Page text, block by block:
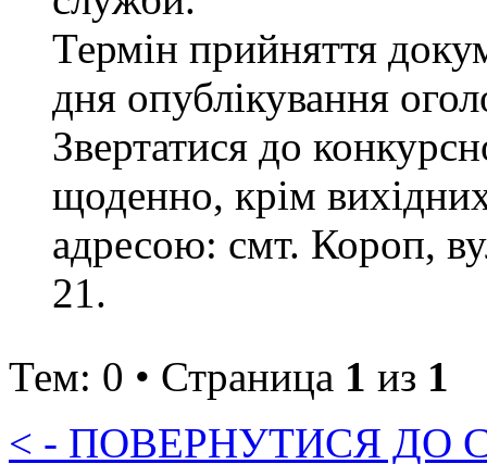
Термін прийняття
дня опублікування
Звертатися до
щоденно, крім
адресою: смт. Короп,
21.
Тем: 0 • Страница 1 из 1
< - ПОВЕРНУТИСЯ ДО